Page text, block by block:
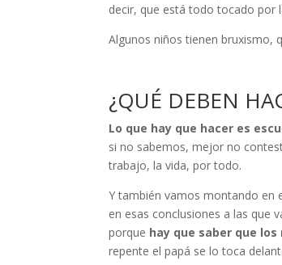
decir, que está todo tocado por
Algunos niños tienen bruxismo,
¿QUÉ DEBEN
Lo que hay que hacer es
si no sabemos, mejor no
trabajo, la vida, por todo.
Y también vamos montando en
en esas conclusiones a las que
porque hay que saber que
repente el papá se lo toca